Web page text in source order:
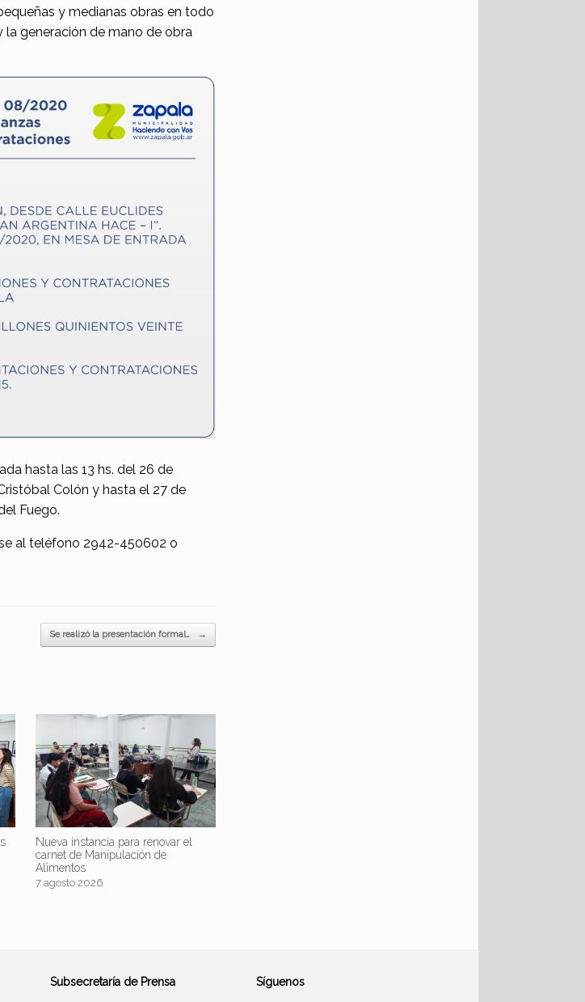
y medianas obras en todo
generación de mano de obra
hasta las 13 hs. del 26 de
Colón y hasta el 27 de
Fuego.
al teléfono 2942-450602 o
Se realizó la presentación formal… →
Nueva instancia para renovar el
carnet de Manipulación de
Alimentos
7 agosto 2026
Subsecretaría de Prensa Síguenos